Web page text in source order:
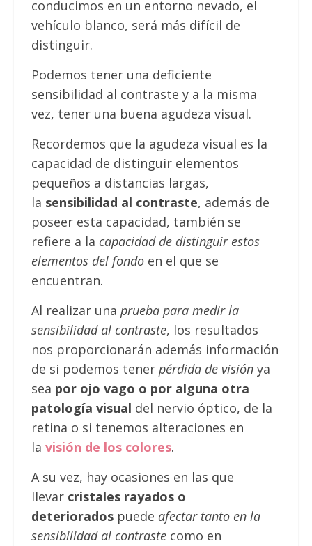
conducimos en un entorno nevado, el
vehículo blanco, será más difícil de
distinguir.
Podemos tener una deficiente
sensibilidad al contraste y a la misma
vez, tener una buena agudeza visual.
Recordemos que la agudeza visual es la
capacidad de distinguir elementos
pequeños a distancias largas,
la sensibilidad al contraste, además de
poseer esta capacidad, también se
refiere a la capacidad de distinguir estos
elementos del fondoen el que se
encuentran.
Al realizar una prueba para medir la
sensibilidad al contraste, los resultados
nos proporcionarán además información
de si podemos tener pérdida de visiónya
sea por ojo vago o por alguna otra
patología visual del nervio óptico, de la
retina o si tenemos alteraciones en
la visión de los colores.
A su vez, hay ocasiones en las que
llevar cristales rayados o
deterioradospuede afectar tanto en la
sensibilidad al contrastecomo en